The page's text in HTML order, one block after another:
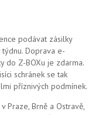
podávat zásilky
Doprava e-
do Z-BOXu je zdarma.
schránek se tak
příznivých podmínek.
Praze, Brně a Ostravě,